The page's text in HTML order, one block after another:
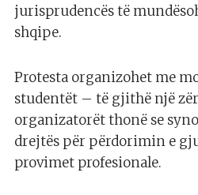
jurisprudencës të
shqipe.
Protesta organizohet me
studentët – të gjithë një
organizatorët thonë se
drejtës për përdorimin e
provimet profesionale.